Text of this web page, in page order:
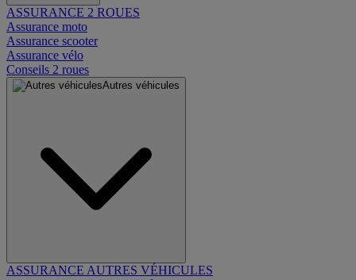
ASSURANCE 2 ROUES
Assurance moto
Assurance scooter
Assurance vélo
Conseils 2 roues
Autres véhicules
ASSURANCE AUTRES VÉHICULES